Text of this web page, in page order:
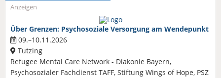
Anzeigen
Über Grenzen: Psychosoziale Versorgung am Wendepunkt
09.–10.11.2026
Tutzing
Refugee Mental Care Network - Diakonie Bayern,
Psychosozialer Fachdienst TAFF, Stiftung Wings of Hope, PSZ